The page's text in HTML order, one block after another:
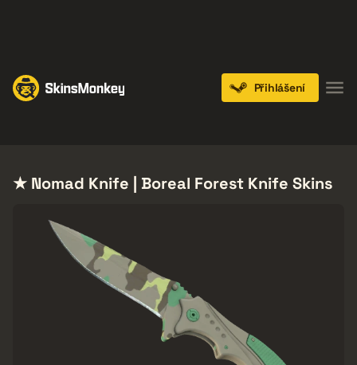
Přihlášení
★ Nomad Knife | Boreal Forest Knife Skins